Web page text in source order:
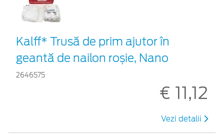
Kalff* Trusă de prim ajutor în
geantă de nailon roșie, Nano
2646575
€ 11,12
Vezi detalii